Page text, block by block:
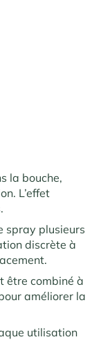
la bouche,
L’effet
spray plusieurs
discrète à
être combiné à
améliorer la
utilisation